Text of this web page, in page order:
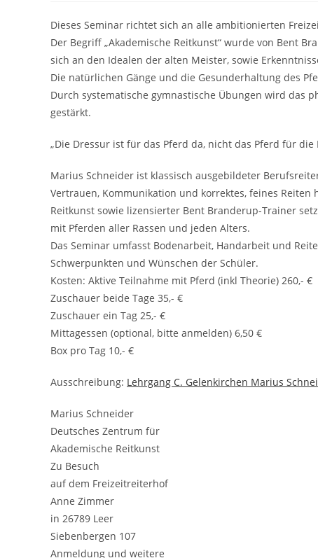
Dieses Seminar richtet sich an alle ambitionierten
Der Begriff „Akademische Reitkunst“ wurde von Bent
sich an den Idealen der alten Meister, sowie
Die natürlichen Gänge und die Gesunderhaltung des
Durch systematische gymnastische Übungen wird das
gestärkt.
„Die Dressur ist für das Pferd da, nicht das Pferd für die
Marius Schneider ist klassisch ausgebildeter
Vertrauen, Kommunikation und korrektes, feines
Reitkunst sowie lizensierter Bent Branderup-Trainer
mit Pferden aller Rassen und jeden Alters.
Das Seminar umfasst Bodenarbeit, Handarbeit und
Schwerpunkten und Wünschen der Schüler.
Kosten: Aktive Teilnahme mit Pferd (inkl Theorie) 260,- €
Zuschauer beide Tage 35,- €
Zuschauer ein Tag 25,- €
Mittagessen (optional, bitte anmelden) 6,50 €
Box pro Tag 10,- €
Ausschreibung: Lehrgang C. Gelenkirchen Marius
Marius Schneider
Deutsches Zentrum für
Akademische Reitkunst
Zu Besuch
auf dem Freizeitreiterhof
Anne Zimmer
in 26789 Leer
Siebenbergen 107
Anmeldung und weitere